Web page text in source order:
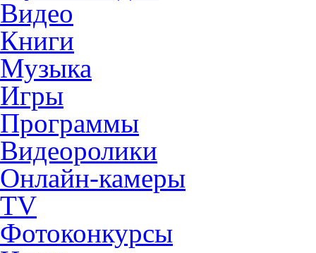
Видео
Книги
Музыка
Игры
Программы
Видеоролики
Онлайн-камеры
TV
Фотоконкурсы